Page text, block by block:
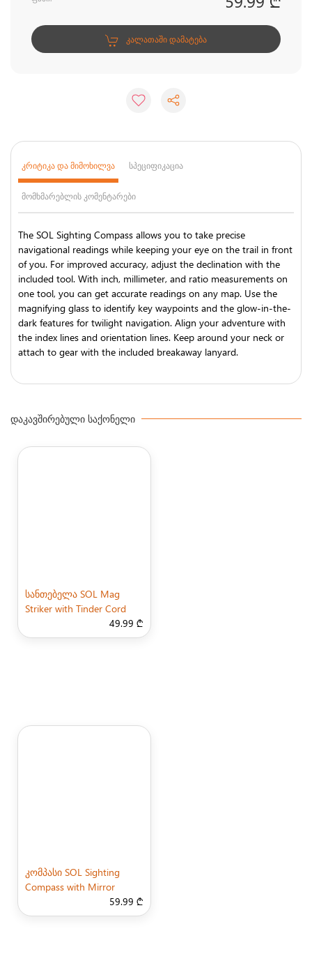
ᲙᲐᲚᲐᲗᲐᲨᲘ ᲓᲐᲛᲐᲢᲔᲑᲐ
ᲙᲠᲘᲢᲘᲙᲐ ᲓᲐ ᲛᲘᲛᲝᲮᲘᲚᲕᲐ ᲡᲞᲔᲪᲘᲤᲘᲙᲐᲪᲘᲐ
ᲛᲝᲛᲮᲛᲐᲠᲔᲑᲚᲘᲡ ᲙᲝᲛᲔᲜᲢᲐᲠᲔᲑᲘ
The SOL Sighting Compass allows you to take precise
navigational readings while keeping your eye on the trail in front
of you. For improved accuracy, adjust the declination with the
included tool. With inch, millimeter, and ratio measurements on
one tool, you can get accurate readings on any map. Use the
magnifying glass to identify key waypoints and the glow-in-the-
dark features for twilight navigation. Align your adventure with
the index lines and orientation lines. Keep around your neck or
attach to gear with the included breakaway lanyard.
ᲓᲐᲙᲐᲕᲨᲘᲠᲔᲑᲣᲚᲘ ᲡᲐᲥᲝᲜᲔᲚᲘ
სანთებელა SOL Mag
Striker with Tinder Cord
49.99 ₾
კომპასი SOL Sighting
Compass with Mirror
59.99 ₾